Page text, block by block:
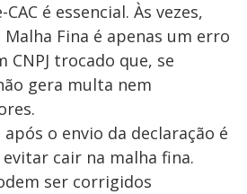
é essencial. Às vezes,
Fina é apenas um erro
CNPJ trocado que, se
gera multa nem
o envio da declaração é
cair na malha fina.
ser corrigidos